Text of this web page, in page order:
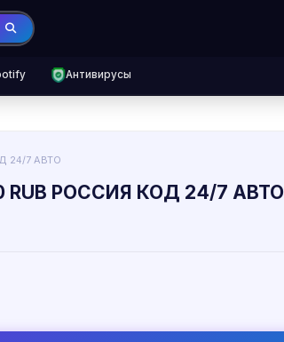
Антивирусы
24/7 АВТО
RUB РОССИЯ КОД 24/7 АВТО